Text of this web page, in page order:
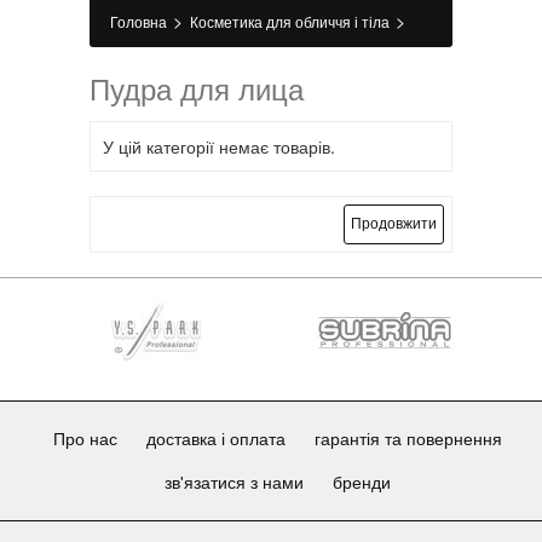
Головна > Косметика для обличчя і тіла >
Пудра для лица
У цій категорії немає товарів.
Продовжити
Про нас доставка і оплата гарантія та повернення
зв'язатися з нами бренди